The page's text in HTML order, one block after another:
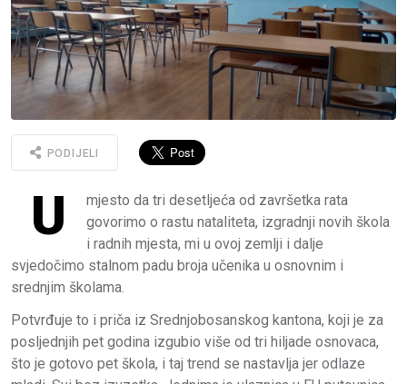
PODIJELI
U
mjesto da tri desetljeća od završetka rata
govorimo o rastu nataliteta, izgradnji novih škola
i radnih mjesta, mi u ovoj zemlji i dalje
svjedočimo stalnom padu broja učenika u osnovnim i
srednjim školama.
Potvrđuje to i priča iz Srednjobosanskog kantona, koji je za
posljednjih pet godina izgubio više od tri hiljade osnovaca,
što je gotovo pet škola, i taj trend se nastavlja jer odlaze